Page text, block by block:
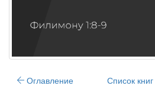
Оглавление Список книг